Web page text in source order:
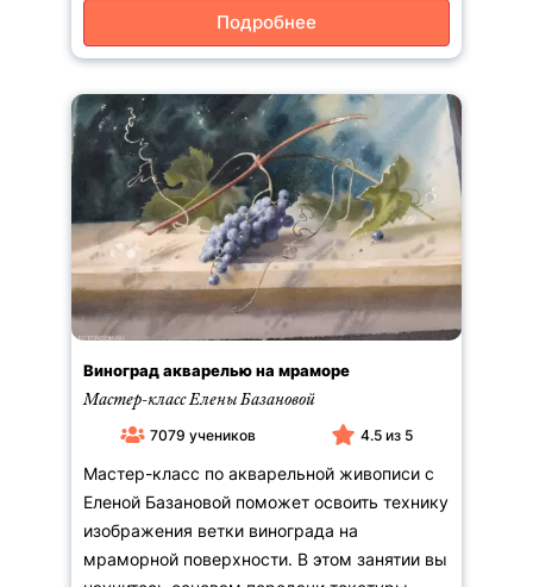
Подробнее
Виноград акварелью на мраморе
Мастер-класс Елены Базановой
7079 учеников 4.5 из 5
Мастер-класс по акварельной живописи с
Еленой Базановой поможет освоить технику
изображения ветки винограда на
мраморной поверхности. В этом занятии вы